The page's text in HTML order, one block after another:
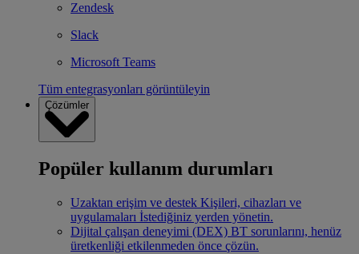
Zendesk
Slack
Microsoft Teams
Tüm entegrasyonları görüntüleyin
Çözümler
Popüler kullanım durumları
Uzaktan erişim ve destek Kişileri, cihazları ve
uygulamaları İstediğiniz yerden yönetin.
Dijital çalışan deneyimi (DEX) BT sorunlarını, henüz
üretkenliği etkilenmeden önce çözün.